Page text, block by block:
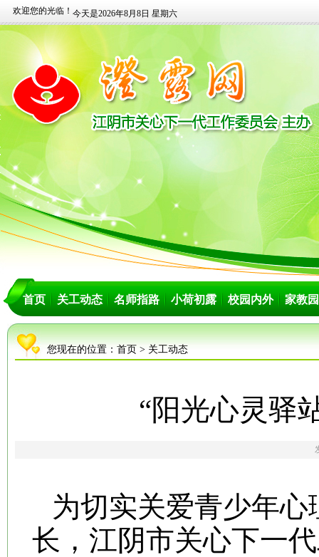
欢迎您的光临！ 今天是2026年8月8日 星期六
首页 关工动态 名师指路 小荷初露 校园内外 家教
您现在的位置： 首页 > 关工动态
“阳光心灵驿
为切实关爱青少年
长，江阴市关心下一